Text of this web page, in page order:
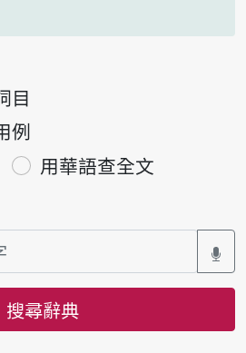
目
例
用華語查全文
搜尋辭典